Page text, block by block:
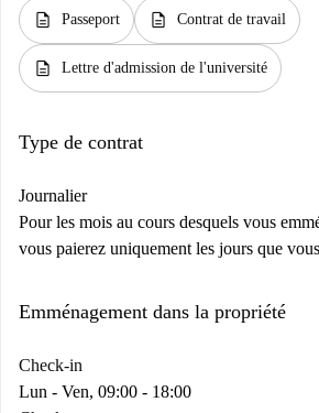
description Passeport description Contrat de travail
description Lettre d'admission de l'université
Type de contrat
Journalier
Pour les mois au cours desquels vous
vous paierez uniquement les jours que
Emménagement dans la propriété
Check-in
Lun - Ven, 09:00 - 18:00